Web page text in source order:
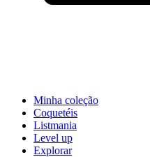
Minha coleção
Coquetéis
Listmania
Level up
Explorar